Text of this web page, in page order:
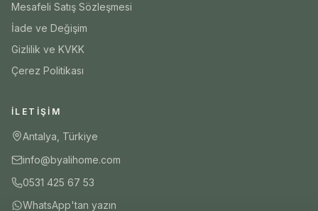
Mesafeli Satış Sözleşmesi
İade ve Değişim
Gizlilik ve KVKK
Çerez Politikası
İLETIŞIM
Antalya, Türkiye
info@byalihome.com
0531 425 67 53
WhatsApp'tan yazın